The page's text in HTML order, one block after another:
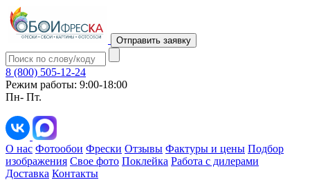
Отправить заявку
8 (800) 505-12-24
Режим работы: 9:00-18:00
Пн- Пт.
О нас Фотообои Фрески Отзывы Фактуры и цены Подбор
изображения Свое фото Поклейка Работа с дилерами
Доставка Контакты